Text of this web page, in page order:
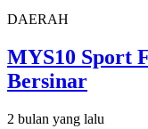
DAERAH
MYS10 Sport
Bersinar
2 bulan yang lalu